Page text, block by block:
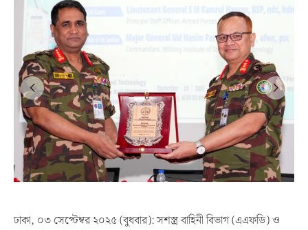
ঢাকা, ০৩ সেপ্টেম্বর ২০২৫ (বুধবার): সশস্ত্র বাহিনী বিভাগ (এএফডি) ও